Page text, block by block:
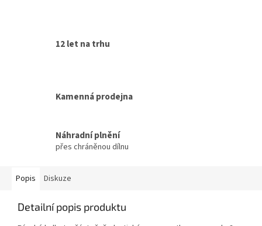
12 let na trhu
Kamenná prodejna
Náhradní plnění
přes chráněnou dílnu
Popis Diskuze
Detailní popis produktu